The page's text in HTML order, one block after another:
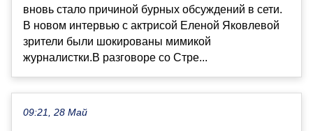
вновь стало причиной бурных обсуждений в сети.
В новом интервью с актрисой Еленой Яковлевой
зрители были шокированы мимикой
журналистки.В разговоре со Стре...
09:21, 28 Май